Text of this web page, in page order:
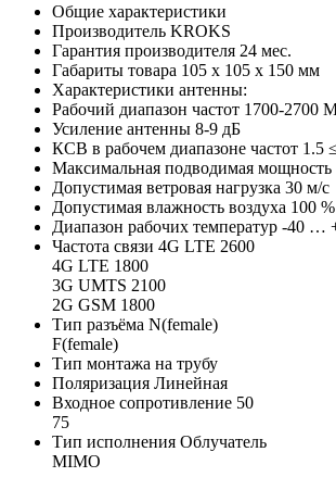
Общие характеристики
Производитель KROKS
Гарантия производителя 24 мес.
Габариты товара 105 x 105 x 150 мм
Характеристики антенны:
Рабочий диапазон частот 1700-2700
Усиление антенны 8-9 дБ
КСВ в рабочем диапазоне частот 1.5 ≤
Максимальная подводимая мощность
Допустимая ветровая нагрузка 30 м/с
Допустимая влажность воздуха 100 %
Диапазон рабочих температур -40 …
Частота связи 4G LTE 2600
4G LTE 1800
3G UMTS 2100
2G GSM 1800
Тип разъёма N(female)
F(female)
Тип монтажа на трубу
Поляризация Линейная
Входное сопротивление 50
75
Тип исполнения Облучатель
MIMO